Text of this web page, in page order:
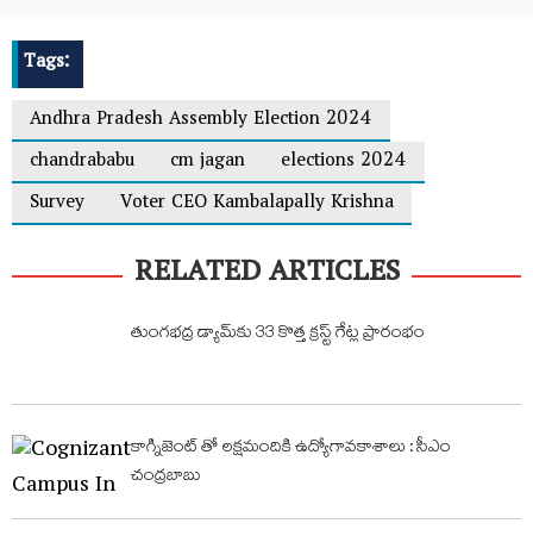
Tags:
Andhra Pradesh Assembly Election 2024
chandrababu
cm jagan
elections 2024
Survey
Voter CEO Kambalapally Krishna
RELATED ARTICLES
తుంగభద్ర డ్యామ్‌కు 33 కొత్త క్రస్ట్ గేట్ల ప్రారంభం
కాగ్నిజెంట్ తో లక్షమందికి ఉద్యోగావకాశాలు : సీఎం
చంద్రబాబు